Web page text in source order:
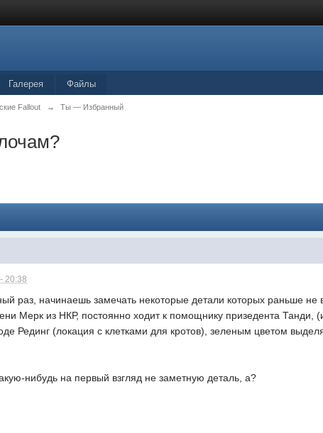
Галерея Файлы
Fallout → Ты — Избранный
20:38
раз, начинаешь замечать некоторые детали которых раньше не
Мерк из НКР, постоянно ходит к помощнику призедента Танди,
Рединг (локация с клетками для кротов), зеленым цветом
нибудь на первый взгляд не заметную деталь, а?